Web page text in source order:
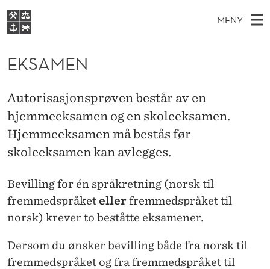
E
K
S
A
M
E
N
MENY
O
E
D
M
E
Y
VIDEREUTDANNING
Ø
K
T
S
E
D
E
T
Forsiden
Studier
Forskning
EKSAMEN
Autorisasjonsprøven består av en
hjemmeeksamen og en skoleeksamen.
Hjemmeeksamen må bestås før
skoleeksamen kan avlegges.
Bevilling for én språkretning (norsk til
fremmedspråketellerfremmedspråket til
norsk) krever to beståtte eksamener.
Dersom du ønsker bevilling både fra norsk til
fremmedspråket og fra fremmedspråket til